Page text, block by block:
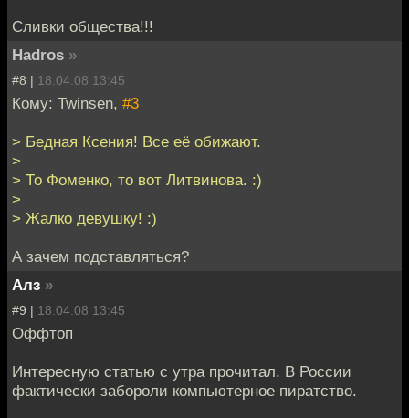
Сливки общества!!!
Hadros »
#8 | 18.04.08 13:45
Кому: Twinsen, #3
> Бедная Ксения! Все её обижают.
>
> То Фоменко, то вот Литвинова. :)
>
> Жалко девушку! :)
А зачем подставляться?
Алз »
#9 | 18.04.08 13:45
Оффтоп
Интересную статью с утра прочитал. В России
фактически забороли компьютерное пиратство.